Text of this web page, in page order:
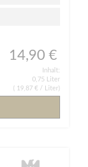
14,90 €
Inhalt:
0,75 Liter
19,87 € / Liter)